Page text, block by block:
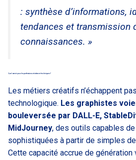
: synthèse d’informations,
tendances et transmission
connaissances. »
Quel avenir pour les professions créatives et techniques ?
Les métiers créatifs n’échappent
technologique. Les graphistes
bouleversée par DALL-E,
MidJourney, des outils capables
sophistiquées à partir de simples
Cette capacité accrue de